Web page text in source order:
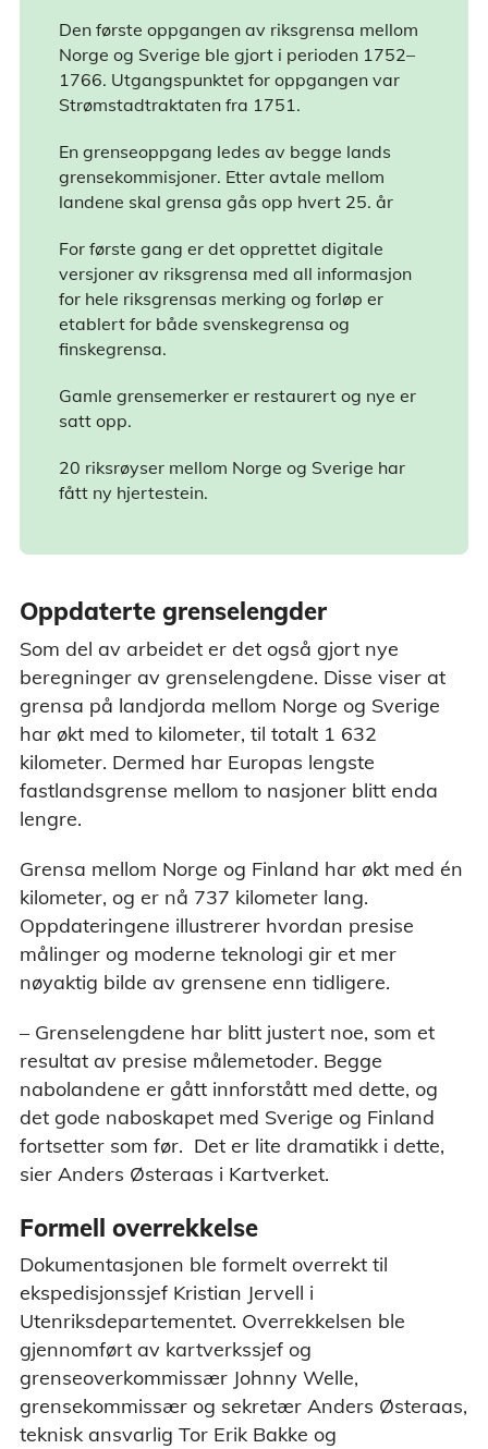
Den første oppgangen av riksgrensa mellom
Norge og Sverige ble gjort i perioden 1752–
1766. Utgangspunktet for oppgangen var
Strømstadtraktaten fra 1751.
En grenseoppgang ledes av begge lands
grensekommisjoner. Etter avtale mellom
landene skal grensa gås opp hvert 25. år
For første gang er det opprettet digitale
versjoner av riksgrensa med all informasjon
for hele riksgrensas merking og forløp er
etablert for både svenskegrensa og
finskegrensa.
Gamle grensemerker er restaurert og nye er
satt opp.
20 riksrøyser mellom Norge og Sverige har
fått ny hjertestein.
Oppdaterte grenselengder
Som del av arbeidet er det også gjort nye
beregninger av grenselengdene. Disse viser at
grensa på landjorda mellom Norge og Sverige
har økt med to kilometer, til totalt 1 632
kilometer. Dermed har Europas lengste
fastlandsgrense mellom to nasjoner blitt enda
lengre.
Grensa mellom Norge og Finland har økt med én
kilometer, og er nå 737 kilometer lang.
Oppdateringene illustrerer hvordan presise
målinger og moderne teknologi gir et mer
nøyaktig bilde av grensene enn tidligere.
– Grenselengdene har blitt justert noe, som et
resultat av presise målemetoder. Begge
nabolandene er gått innforstått med dette, og
det gode naboskapet med Sverige og Finland
fortsetter som før. Det er lite dramatikk i dette,
sier Anders Østeraas i Kartverket.
Formell overrekkelse
Dokumentasjonen ble formelt overrekt til
ekspedisjonssjef Kristian Jervell i
Utenriksdepartementet. Overrekkelsen ble
gjennomført av kartverkssjef og
grenseoverkommissær Johnny Welle,
grensekommissær og sekretær Anders Østeraas,
teknisk ansvarlig Tor Erik Bakke og